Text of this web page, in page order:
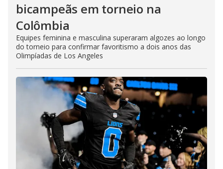
bicampeãs em torneio na
Colômbia
Equipes feminina e masculina superaram algozes ao longo
do torneio para confirmar favoritismo a dois anos das
Olimpíadas de Los Angeles